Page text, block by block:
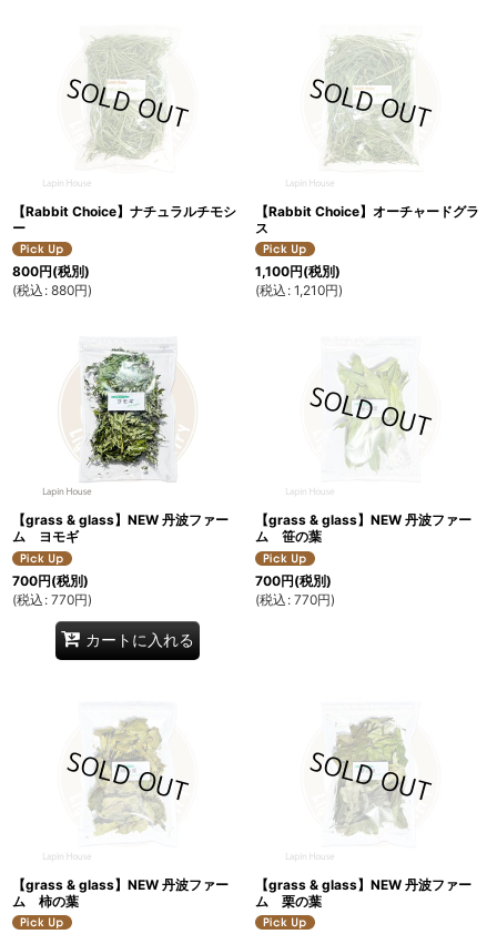
【Rabbit Choice】ナチュラルチモシ
ー
800円(税別)
(税込 : 880円)
【Rabbit Choice】オーチャードグラ
ス
1,100円(税別)
(税込 : 1,210円)
【grass & glass】NEW 丹波ファー
ム ヨモギ
700円(税別)
(税込 : 770円)
カートに入れる
【grass & glass】NEW 丹波ファー
ム 笹の葉
700円(税別)
(税込 : 770円)
【grass & glass】NEW 丹波ファー
ム 柿の葉
【grass & glass】NEW 丹波ファー
ム 栗の葉